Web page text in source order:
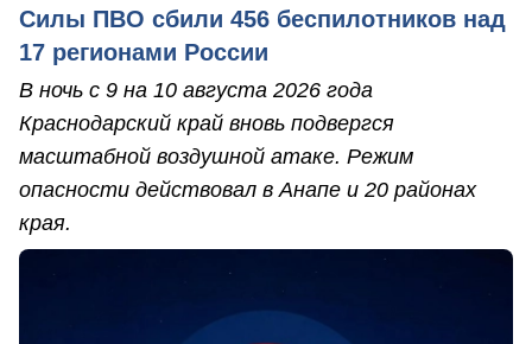
Силы ПВО сбили 456 беспилотников над
17 регионами России
В ночь с 9 на 10 августа 2026 года
Краснодарский край вновь подвергся
масштабной воздушной атаке. Режим
опасности действовал в Анапе и 20 районах
края.